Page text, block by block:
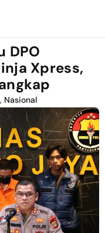
DPO
Xpress,
, Nasional